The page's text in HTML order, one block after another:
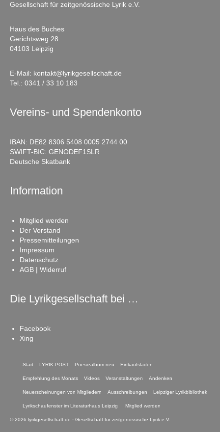
Gesellschaft für zeitgenössische Lyrik e.V.
Haus des Buches
Gerichtsweg 28
04103 Leipzig
E-Mail: kontakt@lyrikgesellschaft.de
Tel.: 0341 / 33 10 183
Vereins- und Spendenkonto
IBAN: DE82 8306 5408 0005 2744 00
SWIFT-BIC: GENODEF1SLR
Deutsche Skatbank
Information
Mitglied werden
Der Vorstand
Pressemitteilungen
Impressum
Datenschutz
AGB | Widerruf
Die Lyrikgesellschaft bei …
Facebook
Xing
Start LYRIK:POST Poesiealbum neu Einkaufsladen
Empfehlung des Monats Videos Veranstaltungen Andenken
Neuerscheinungen von Mitgliedern Ausschreibungen Leipziger Lyrikbibliothek
Lyrikschaufenster im Literaturhaus Leipzig Mitglied werden
© 2026 lyrikgesellschaft.de · Gesellschaft für zeitgenössische Lyrik e.V.